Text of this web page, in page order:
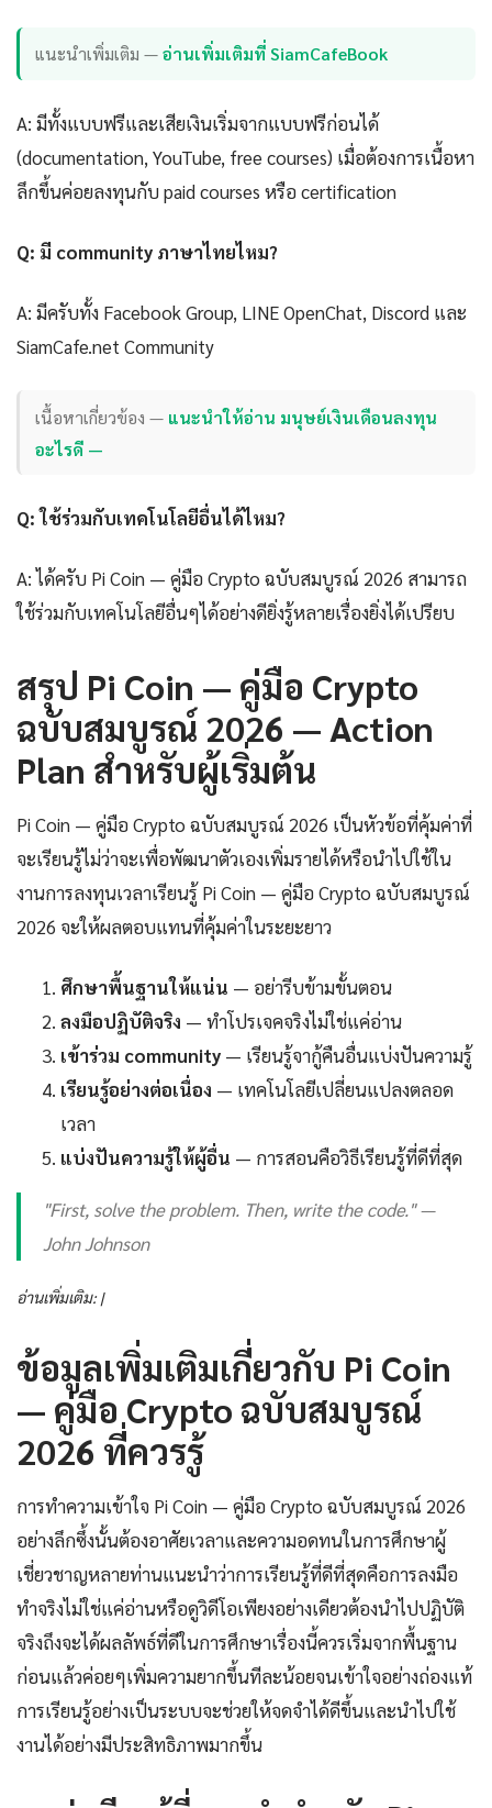
แนะนำเพิ่มเติม —อ่านเพิ่มเติมที่ SiamCafeBook
A: มีทั้งแบบฟรีและเสียเงินเริ่มจากแบบฟรีก่อนได้
(documentation, YouTube, free courses) เมื่อต้องการเนื้อหา
ลึกขึ้นค่อยลงทุนกับ paid courses หรือ certification
Q: มี community ภาษาไทยไหม?
A: มีครับทั้ง Facebook Group, LINE OpenChat, Discord และ
SiamCafe.net Community
เนื้อหาเกี่ยวข้อง — แนะนำให้อ่าน มนุษย์เงินเดือนลงทุน
อะไรดี —
Q: ใช้ร่วมกับเทคโนโลยีอื่นได้ไหม?
A: ได้ครับ Pi Coin — คู่มือ Crypto ฉบับสมบูรณ์ 2026 สามารถ
ใช้ร่วมกับเทคโนโลยีอื่นๆได้อย่างดียิ่งรู้หลายเรื่องยิ่งได้เปรียบ
สรุป Pi Coin — คู่มือ Crypto
ฉบับสมบูรณ์ 2026 — Action
Plan สำหรับผู้เริ่มต้น
Pi Coin — คู่มือ Crypto ฉบับสมบูรณ์ 2026 เป็นหัวข้อที่คุ้มค่าที่
จะเรียนรู้ไม่ว่าจะเพื่อพัฒนาตัวเองเพิ่มรายได้หรือนำไปใช้ใน
งานการลงทุนเวลาเรียนรู้ Pi Coin — คู่มือ Crypto ฉบับสมบูรณ์
2026 จะให้ผลตอบแทนที่คุ้มค่าในระยะยาว
ศึกษาพื้นฐานให้แน่น — อย่ารีบข้ามขั้นตอน
ลงมือปฏิบัติจริง — ทำโปรเจคจริงไม่ใช่แค่อ่าน
เข้าร่วม community — เรียนรู้จากู้คืนอื่นแบ่งปันความรู้
เรียนรู้อย่างต่อเนื่อง — เทคโนโลยีเปลี่ยนแปลงตลอด
เวลา
แบ่งปันความรู้ให้ผู้อื่น — การสอนคือวิธีเรียนรู้ที่ดีที่สุด
"First, solve the problem. Then, write the code." —
John Johnson
อ่านเพิ่มเติม: |
ข้อมูลเพิ่มเติมเกี่ยวกับ Pi Coin
— คู่มือ Crypto ฉบับสมบูรณ์
2026 ที่ควรรู้
การทำความเข้าใจ Pi Coin — คู่มือ Crypto ฉบับสมบูรณ์ 2026
อย่างลึกซึ้งนั้นต้องอาศัยเวลาและความอดทนในการศึกษาผู้
เชี่ยวชาญหลายท่านแนะนำว่าการเรียนรู้ที่ดีที่สุดคือการลงมือ
ทำจริงไม่ใช่แค่อ่านหรือดูวิดีโอเพียงอย่างเดียวต้องนำไปปฏิบัติ
จริงถึงจะได้ผลลัพธ์ที่ดีในการศึกษาเรื่องนี้ควรเริ่มจากพื้นฐาน
ก่อนแล้วค่อยๆเพิ่มความยากขึ้นทีละน้อยจนเข้าใจอย่างถ่องแท้
การเรียนรู้อย่างเป็นระบบจะช่วยให้จดจำได้ดีขึ้นและนำไปใช้
งานได้อย่างมีประสิทธิภาพมากขึ้น